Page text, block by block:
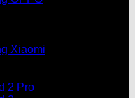
Xiaomi
2 Pro